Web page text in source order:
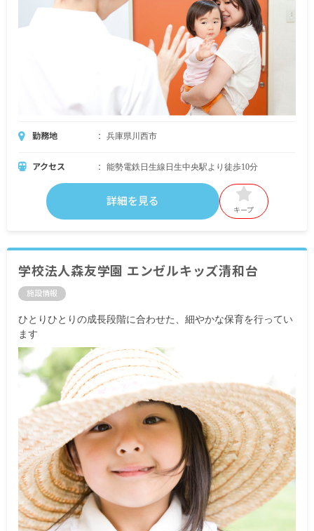
勤務地 兵庫県川西市
アクセス 能勢電鉄日生線日生中央駅より徒歩10分
詳細を見る
キープ
学校法人森友学園 エンゼルキッズ清和台
施設情報
ひとりひとりの成長段階に合わせた、細やかな保育を行ってい
ます